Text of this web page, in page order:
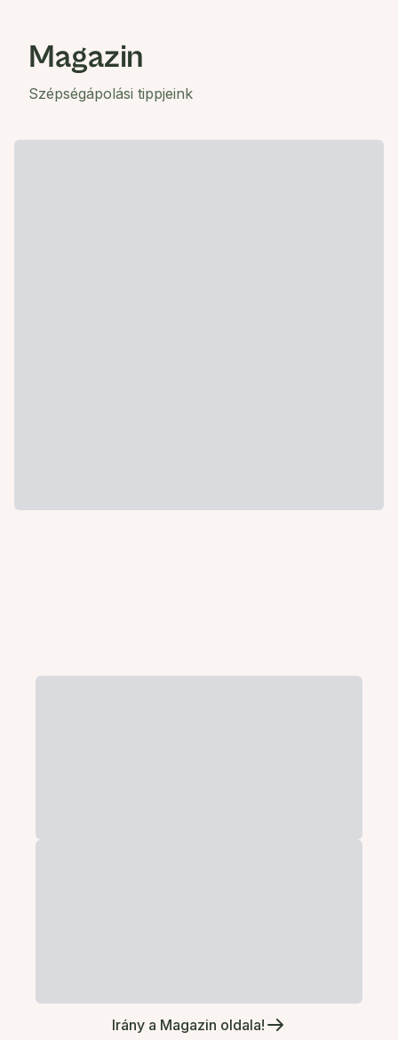
Magazin
Szépségápolási tippjeink
Irány a Magazin oldala!